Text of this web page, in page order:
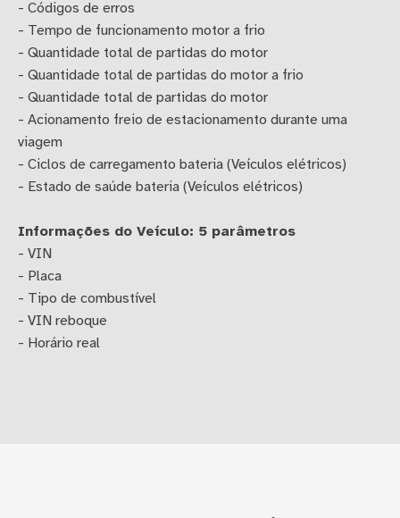
- Códigos de erros
- Tempo de funcionamento motor a frio
- Quantidade total de partidas do motor
- Quantidade total de partidas do motor a frio
- Quantidade total de partidas do motor
- Acionamento freio de estacionamento durante uma
viagem
- Ciclos de carregamento bateria (Veículos elétricos)
- Estado de saúde bateria (Veículos elétricos)
Informações do Veículo: 5 parâmetros
- VIN
- Placa
- Tipo de combustível
- VIN reboque
- Horário real